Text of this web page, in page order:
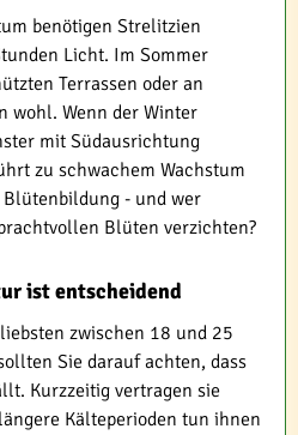
benötigen Strelitzien
Licht. Im Sommer
Terrassen oder an
wohl. Wenn der Winter
mit Südausrichtung
zu schwachem Wachstum
- und wer
Blüten verzichten?
ist entscheidend
zwischen 18 und 25
Sie darauf achten, dass
Kurzzeitig vertragen sie
Kälteperioden tun ihnen